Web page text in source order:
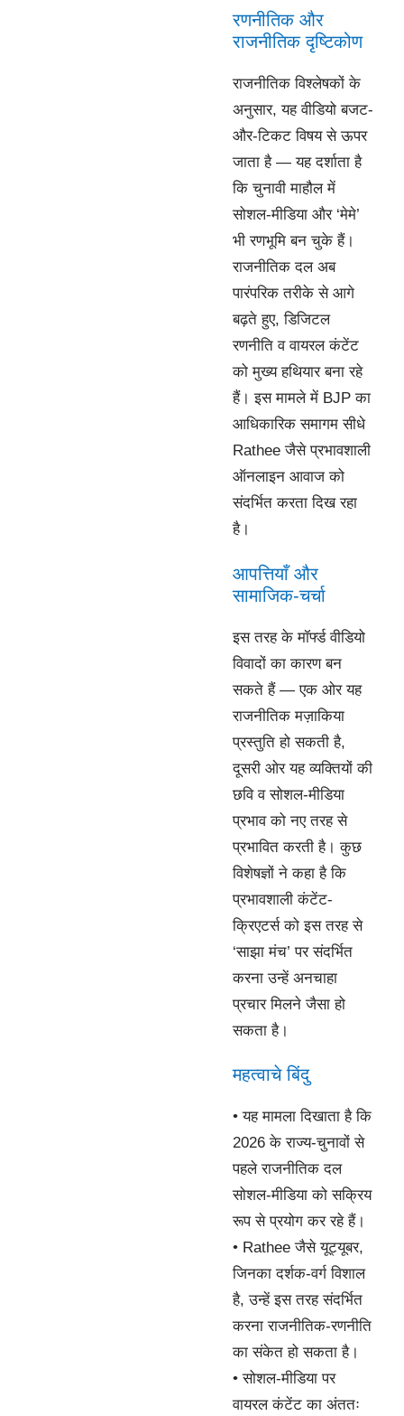
रणनीतिक और
राजनीतिक दृष्टिकोण
राजनीतिक विश्लेषकों के
अनुसार, यह वीडियो बजट-
और-टिकट विषय से ऊपर
जाता है — यह दर्शाता है
कि चुनावी माहौल में
सोशल-मीडिया और ‘मेमे’
भी रणभूमि बन चुके हैं।
राजनीतिक दल अब
पारंपरिक तरीके से आगे
बढ़ते हुए, डिजिटल
रणनीति व वायरल कंटेंट
को मुख्य हथियार बना रहे
हैं। इस मामले में BJP का
आधिकारिक समागम सीधे
Rathee जैसे प्रभावशाली
ऑनलाइन आवाज को
संदर्भित करता दिख रहा
है।
आपत्तियाँ और
सामाजिक-चर्चा
इस तरह के मॉर्फ्ड वीडियो
विवादों का कारण बन
सकते हैं — एक ओर यह
राजनीतिक मज़ाकिया
प्रस्तुति हो सकती है,
दूसरी ओर यह व्यक्तियों की
छवि व सोशल-मीडिया
प्रभाव को नए तरह से
प्रभावित करती है। कुछ
विशेषज्ञों ने कहा है कि
प्रभावशाली कंटेंट-
क्रिएटर्स को इस तरह से
‘साझा मंच’ पर संदर्भित
करना उन्हें अनचाहा
प्रचार मिलने जैसा हो
सकता है।
महत्वाचे बिंदु
• यह मामला दिखाता है कि
2026 के राज्य-चुनावों से
पहले राजनीतिक दल
सोशल-मीडिया को सक्रिय
रूप से प्रयोग कर रहे हैं।
• Rathee जैसे यूट्यूबर,
जिनका दर्शक-वर्ग विशाल
है, उन्हें इस तरह संदर्भित
करना राजनीतिक-रणनीति
का संकेत हो सकता है।
• सोशल-मीडिया पर
वायरल कंटेंट का अंततः